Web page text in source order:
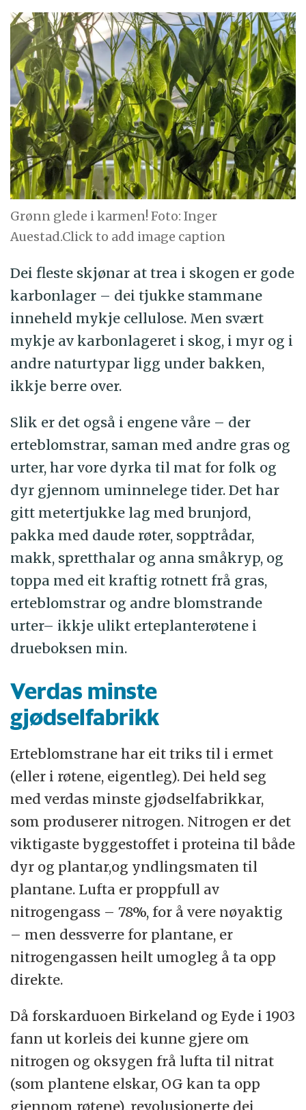
Grønn glede i karmen! Foto: Inger
Auestad.Click to add image caption
Dei fleste skjønar at trea i skogen er gode
karbonlager – dei tjukke stammane
inneheld mykje cellulose. Men svært
mykje av karbonlageret i skog, i myr og i
andre naturtypar ligg under bakken,
ikkje berre over.
Slik er det også i engene våre – der
erteblomstrar, saman med andre gras og
urter, har vore dyrka til mat for folk og
dyr gjennom uminnelege tider. Det har
gitt metertjukke lag med brunjord,
pakka med daude røter, sopptrådar,
makk, spretthalar og anna småkryp, og
toppa med eit kraftig rotnett frå gras,
erteblomstrar og andre blomstrande
urter– ikkje ulikt erteplanterøtene i
drueboksen min.
Verdas minste
gjødselfabrikk
Erteblomstrane har eit triks til i ermet
(eller i røtene, eigentleg). Dei held seg
med verdas minste gjødselfabrikkar,
som produserer nitrogen. Nitrogen er det
viktigaste byggestoffet i proteina til både
dyr og plantar,og yndlingsmaten til
plantane. Lufta er proppfull av
nitrogengass – 78%, for å vere nøyaktig
– men dessverre for plantane, er
nitrogengassen heilt umogleg å ta opp
direkte.
Då forskarduoen Birkeland og Eyde i 1903
fann ut korleis dei kunne gjere om
nitrogen og oksygen frå lufta til nitrat
(som plantene elskar, OG kan ta opp
gjennom røtene), revolusjonerte dei